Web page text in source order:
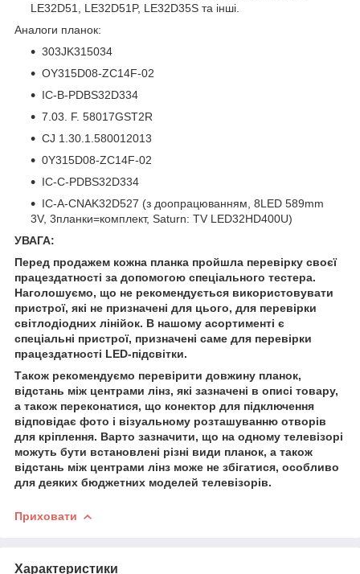
LE32D51, LE32D51P, LE32D35S та інші.
Аналоги планок:
303JK315034
OY315D08-ZC14F-02
IC-B-PDBS32D334
7.03. F. 58017GST2R
CJ 1.30.1.580012013
0Y315D08-ZC14F-02
IC-C-PDBS32D334
IC-A-CNAK32D527 (з доопрацюванням, 8LED 589mm
3V, 3планки=комплект, Saturn: TV LED32HD400U)
УВАГА:
Перед продажем кожна планка пройшла перевірку своєї
працездатності за допомогою спеціального тестера.
Наголошуємо, що не рекомендується використовувати
пристрої, які не призначені для цього, для перевірки
світлодіодних лінійок. В нашому асортименті є
спеціальні пристрої, призначені саме для перевірки
працездатності LED-підсвітки.
Також рекомендуємо перевірити довжину планок,
відстань між центрами лінз, які зазначені в описі товару,
а також переконатися, що конектор для підключення
відповідає фото і візуальному розташуванню отворів
для кріплення. Варто зазначити, що на одному телевізорі
можуть бути встановлені різні види планок, а також
відстань між центрами лінз може не збігатися, особливо
для деяких бюджетних моделей телевізорів.
Приховати
Характеристики